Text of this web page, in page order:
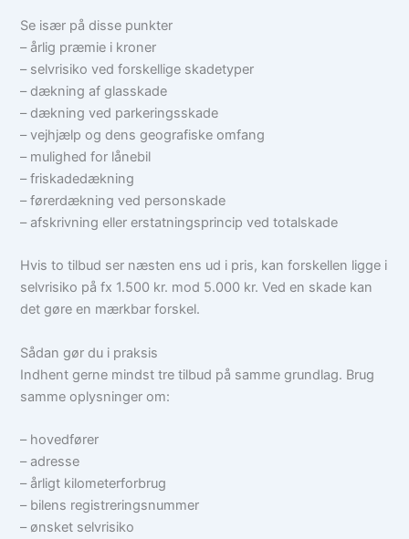
Se især på disse punkter
– årlig præmie i kroner
– selvrisiko ved forskellige skadetyper
– dækning af glasskade
– dækning ved parkeringsskade
– vejhjælp og dens geografiske omfang
– mulighed for lånebil
– friskadedækning
– førerdækning ved personskade
– afskrivning eller erstatningsprincip ved totalskade
Hvis to tilbud ser næsten ens ud i pris, kan forskellen ligge i
selvrisiko på fx 1.500 kr. mod 5.000 kr. Ved en skade kan
det gøre en mærkbar forskel.
Sådan gør du i praksis
Indhent gerne mindst tre tilbud på samme grundlag. Brug
samme oplysninger om:
– hovedfører
– adresse
– årligt kilometerforbrug
– bilens registreringsnummer
– ønsket selvrisiko